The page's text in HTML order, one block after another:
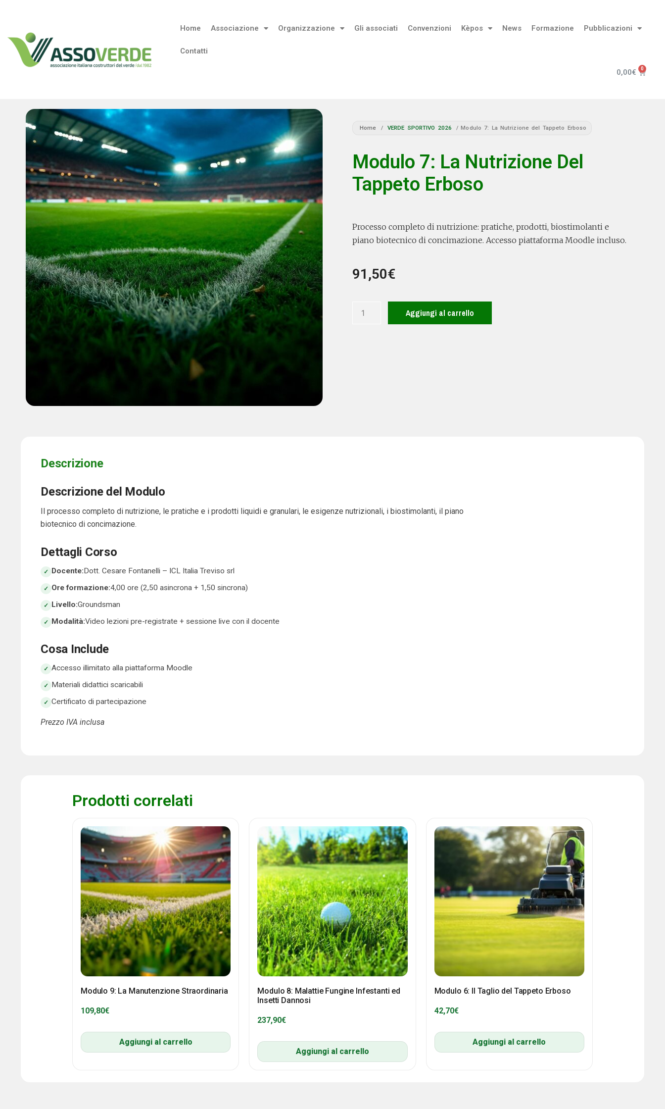
Home Associazione Organizzazione Gli associati Convenzioni Kèpos News Formazione Pubblicazioni
Contatti
0,00€
Home / VERDE SPORTIVO 2026 / Modulo 7: La Nutrizione del Tappeto Erboso
Modulo 7: La Nutrizione Del
Tappeto Erboso
Processo completo di nutrizione: pratiche, prodotti, biostimolanti e
piano biotecnico di concimazione. Accesso piattaforma Moodle incluso.
91,50€
Aggiungi al carrello
Descrizione
Descrizione del Modulo
Il processo completo di nutrizione, le pratiche e i prodotti liquidi e granulari, le esigenze nutrizionali, i biostimolanti, il piano
biotecnico di concimazione.
Dettagli Corso
Docente:Dott. Cesare Fontanelli – ICL Italia Treviso srl
Ore formazione:4,00 ore (2,50 asincrona + 1,50 sincrona)
Livello:Groundsman
Modalità:Video lezioni pre-registrate + sessione live con il docente
Cosa Include
Accesso illimitato alla piattaforma Moodle
Materiali didattici scaricabili
Certificato di partecipazione
Prezzo IVA inclusa
Prodotti correlati
Modulo 9: La Manutenzione Straordinaria
109,80€
Aggiungi al carrello
Modulo 8: Malattie Fungine Infestanti ed
Insetti Dannosi
237,90€
Aggiungi al carrello
Modulo 6: Il Taglio del Tappeto Erboso
42,70€
Aggiungi al carrello